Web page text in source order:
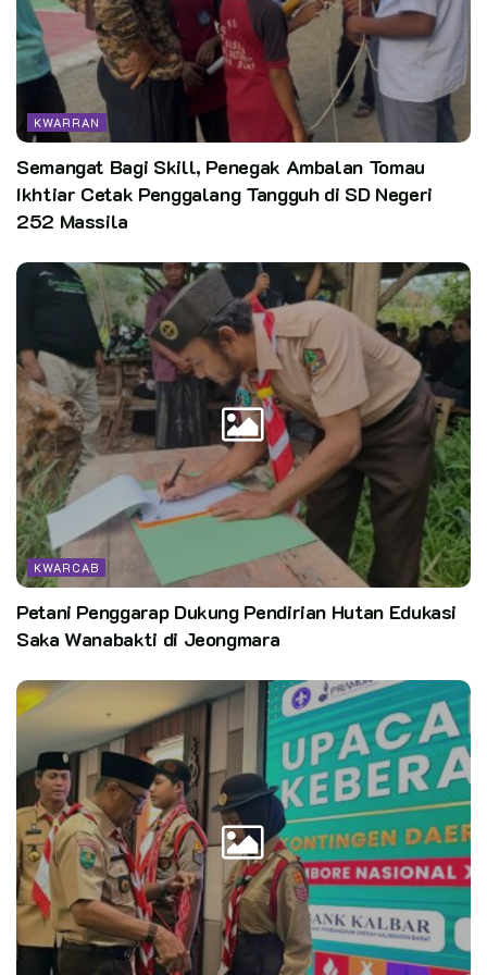
Sebab itulah dia masih ada keinginan yang belum
terlaksanakan: mengadakan Workshop. Penegak/Pandega itu
perlu mendapat pelatihan life skill yang dibutuhkan di dunia
kerja. Rencananya: workshop fotografi, barista dan beauty
class untuk putra putri.
Baginya, hidup bagaikan boomerang kita melemparnya dan itu
akan kembali. Maka dari itu dia berharap para Pramuka berbuat
baik terus dengan berpegang teguh pada Trisatya dan Dasa
Darma, “Kepakan sayap kita sehingga ketika kita melesat.
Kita merupakan para Pramuka yang siap terbang melesat
tinggi untuk mengharumkan nama Pramuka Indonesia,” kata
pria yang baru diterima di Fakultas Hukum Universitas
Pakuan, Bogor.
Teks: M. Bintang/Fitri
Foto: Kak Sis dan Dok. Pribadi
KWARRAN
Semangat Bagi Skill, Penegak Ambalan Tomau
Ikhtiar Cetak Penggalang Tangguh di SD Negeri
252 Massila
KWARCAB
Petani Penggarap Dukung Pendirian Hutan Edukasi
Saka Wanabakti di Jeongmara